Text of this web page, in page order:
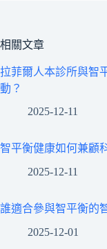
相關文章
拉菲爾人本診所與智
動？
2025-12-11
智平衡健康如何兼顧
2025-12-11
誰適合參與智平衡的
2025-12-01